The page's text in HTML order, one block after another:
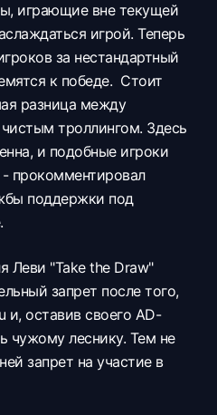
играющие вне текущей
игрой. Теперь
за нестандартный
к победе. Стоит
разница между
троллингом. Здесь
и подобные игроки
- прокомментировал
поддержки под
Леви "Take the Draw"
запрет после того,
и, оставив своего AD-
чужому леснику. Тем не
запрет на участие в